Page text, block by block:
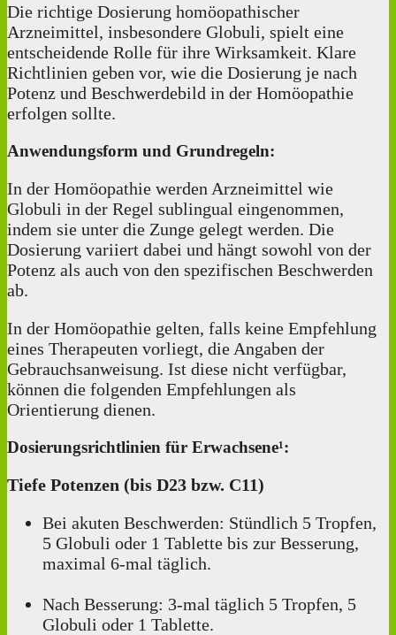
Die richtige Dosierung homöopathischer
Arzneimittel, insbesondere Globuli, spielt eine
entscheidende Rolle für ihre Wirksamkeit. Klare
Richtlinien geben vor, wie die Dosierung je nach
Potenz und Beschwerdebild in der Homöopathie
erfolgen sollte.
Anwendungsform und Grundregeln:
In der Homöopathie werden Arzneimittel wie
Globuli in der Regel sublingual eingenommen,
indem sie unter die Zunge gelegt werden. Die
Dosierung variiert dabei und hängt sowohl von der
Potenz als auch von den spezifischen Beschwerden
ab.
In der Homöopathie gelten, falls keine Empfehlung
eines Therapeuten vorliegt, die Angaben der
Gebrauchsanweisung. Ist diese nicht verfügbar,
können die folgenden Empfehlungen als
Orientierung dienen.
Dosierungsrichtlinien für Erwachsene¹:
Tiefe Potenzen (bis D23 bzw. C11)
Bei akuten Beschwerden: Stündlich 5 Tropfen,
5 Globuli oder 1 Tablette bis zur Besserung,
maximal 6-mal täglich.
Nach Besserung: 3-mal täglich 5 Tropfen, 5
Globuli oder 1 Tablette.